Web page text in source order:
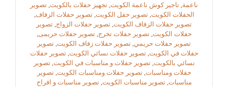
ناعمة تاجير كوش ناعمة الكويت تجهيز حفلات بالكويت تصوير
الحفلات الكويت ,تصوير حفل الكويت ,تصوير حفلات الزفاف
تصوير حفلات الزفاف الكويت تصوير حفلات الزواج تصوير
حفلات الكويت ,تصوير حفلات تخرج ,تصوير حفلات حريمى
تصوير حفلات حريمي تصوير حفلات زفاف الكويت تصوير
حفلات في الكويت ,تصوير حفلات نسائي الكويت ,تصوير حفلات
نسائي بالكويت ,تصوير حفلات و مناسبات في الكويت ,تصوير
حفلات ومناسبات ,تصوير حفلات ومناسبات الكويت ,تصوير
مناسبات ,تصوير مناسبات الكويت ,تصوير مناسبات و افراح